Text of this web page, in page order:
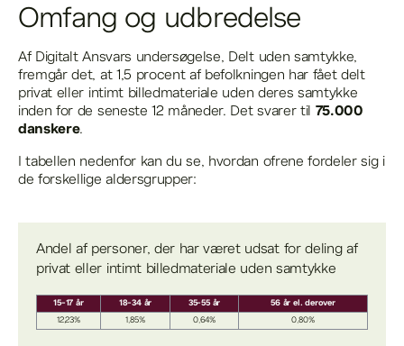
Omfang og udbredelse
Af Digitalt Ansvars undersøgelse, Delt uden samtykke,
fremgår det, at 1,5 procent af befolkningen har fået delt
privat eller intimt billedmateriale uden deres samtykke
inden for de seneste 12 måneder. Det svarer til 75.000
danskere.
I tabellen nedenfor kan du se, hvordan ofrene fordeler sig i
de forskellige aldersgrupper:
Andel af personer, der har været udsat for deling af
privat eller intimt billedmateriale uden samtykke
15-17 år 18-34 år 35-55 år 56 år el. derover
12,23% 1,85% 0,64% 0,80%